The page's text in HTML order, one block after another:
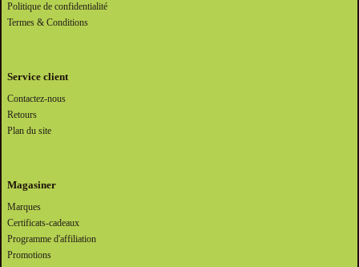
Politique de confidentialité
Termes & Conditions
Service client
Contactez-nous
Retours
Plan du site
Magasiner
Marques
Certificats-cadeaux
Programme d'affiliation
Promotions